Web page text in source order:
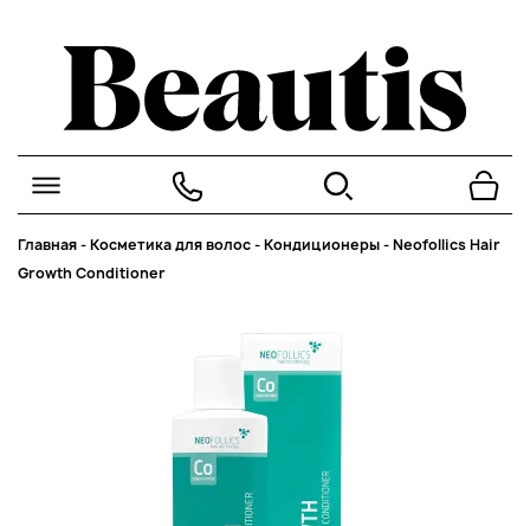
Главная-Косметика для волос-Кондиционеры-Neofollics Hair
Growth Conditioner